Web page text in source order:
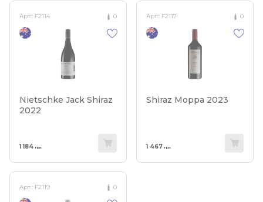
Арт.: F2114 0
Nietschke Jack Shiraz
2022
1 184 грн.
Арт.: F2117 0
Shiraz Moppa 2023
1 467 грн.
Арт.: F2119 0